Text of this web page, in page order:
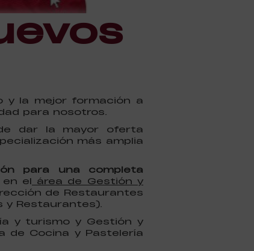
y la mejor formación a
para nosotros.
dar la mayor oferta
más amplia
para una completa
el área de Gestión y
de Restaurantes
y Restaurantes).
y turismo y Gestión y
de Cocina y Pastelería